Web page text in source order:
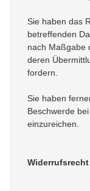
Sie haben das
betreffenden
nach Maßgabe
deren
fordern.
Sie haben
Beschwerde
einzureichen.
Widerrufsrecht